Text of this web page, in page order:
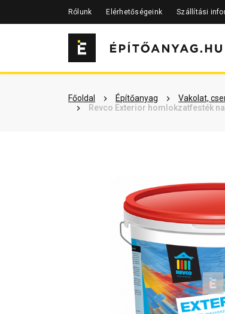
Rólunk Elérhetőségeink Szállítási
Főoldal Építőanyag Vakolat,
Revco Exterior homlokzatfesték
Szükséged lehet rá